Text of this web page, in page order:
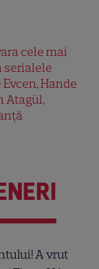
cele mai
serialele
Hande
Atagül,
A vrut